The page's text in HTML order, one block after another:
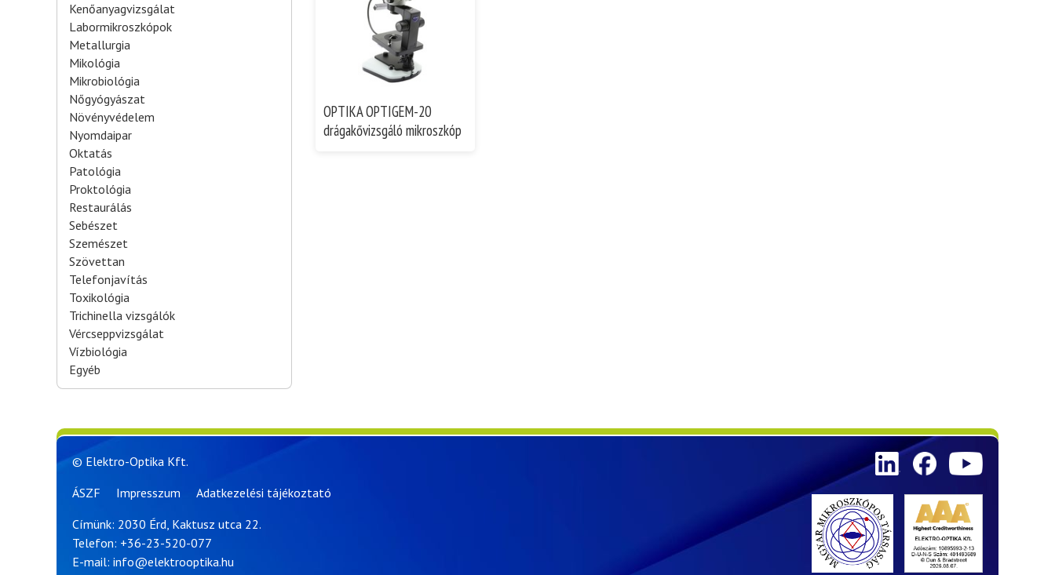
Kenőanyagvizsgálat
Labormikroszkópok
Metallurgia
Mikológia
Mikrobiológia
Nőgyógyászat
Növényvédelem
Nyomdaipar
Oktatás
Patológia
Proktológia
Restaurálás
Sebészet
Szemészet
Szövettan
Telefonjavítás
Toxikológia
Trichinella vizsgálók
Vércseppvizsgálat
Vízbiológia
Egyéb
OPTIKA OPTIGEM-20
drágakővizsgáló mikroszkóp
© Elektro-Optika Kft.
ÁSZF
Impresszum
Adatkezelési tájékoztató
Címünk: 2030 Érd, Kaktusz utca 22.
Telefon: +36-23-520-077
E-mail: info@elektrooptika.hu